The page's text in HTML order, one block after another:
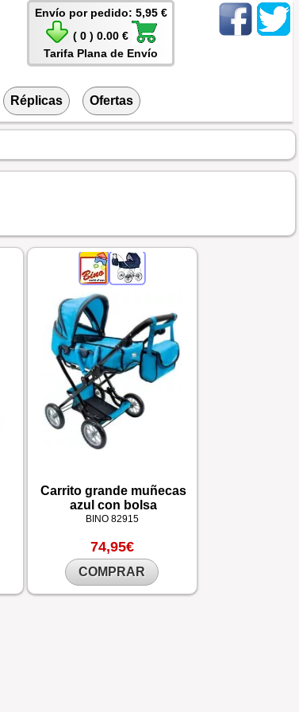
Envío por pedido: 5,95 €
( 0 ) 0.00 €
Tarifa Plana de Envío
Réplicas Ofertas
Carrito grande muñecas
azul con bolsa
BINO 82915
74,95€
COMPRAR